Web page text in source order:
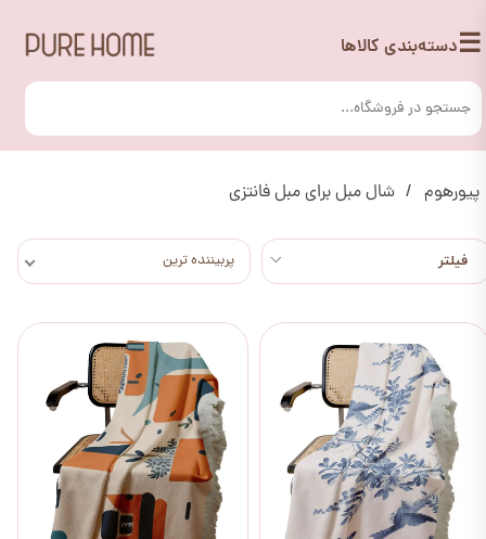
☰دسته‌بندی کالاها
پیورهوم شال مبل برای مبل فانتزی
پربیننده ترین